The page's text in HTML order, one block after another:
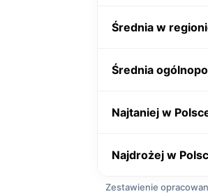
Średnia w
Średnia
Najtaniej w
Najdrożej w
Zestawienie